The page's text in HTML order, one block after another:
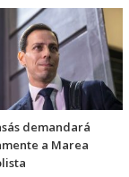
demandará
a Marea